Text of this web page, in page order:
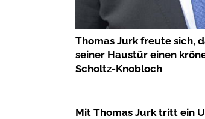
Thomas Jurk freute sich,
seiner Haustür einen
Scholtz-Knobloch
Mit Thomas Jurk tritt ein